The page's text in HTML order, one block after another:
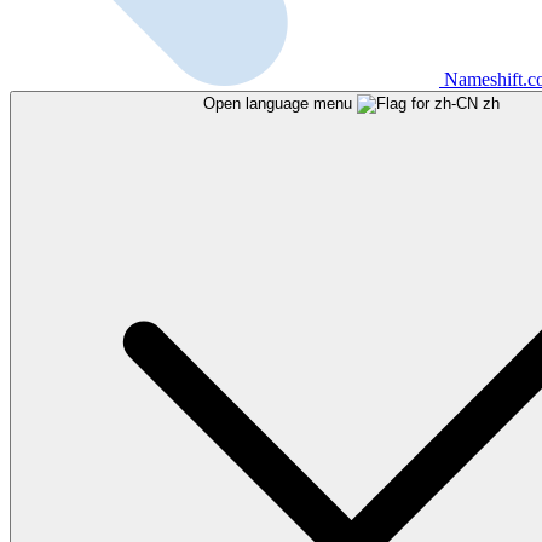
Open language menu zh